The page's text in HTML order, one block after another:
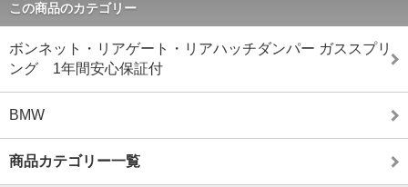
この商品のカテゴリー
ボンネット・リアゲート・リアハッチダンパー ガススプリ
ング 1年間安心保証付
BMW
商品カテゴリー一覧